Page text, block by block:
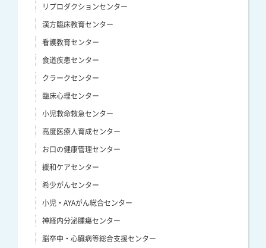
リプロダクションセンター
漢方臨床教育センター
看護教育センター
食道疾患センター
クラークセンター
臨床心理センター
小児救命救急センター
高度医療人育成センター
お口の健康管理センター
緩和ケアセンター
希少がんセンター
小児・AYAがん総合センター
神経内分泌腫瘍センター
脳卒中・心臓病等総合支援センター